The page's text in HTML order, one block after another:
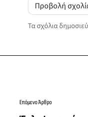
Προβολή
Τα σχόλια
Επόμενο Άρθρο